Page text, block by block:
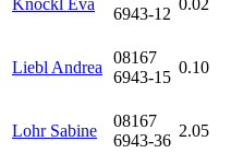
Knöckl Eva
6943-12
0.02
Liebl Andrea
08167
6943-15
0.10
Lohr Sabine
08167
6943-36
2.05